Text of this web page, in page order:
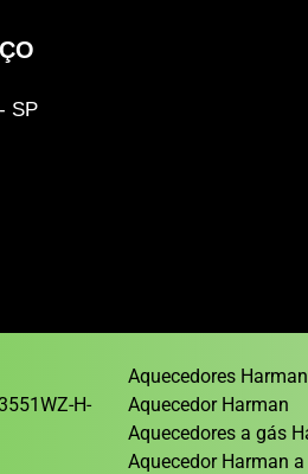
SP
H-
Aquecedores Harman
Aquecedor Harman
Aquecedores a gás
Aquecedor Harman a